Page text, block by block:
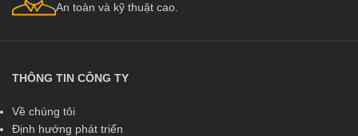
An toàn và kỹ thuật cao.
THÔNG TIN CÔNG TY
Về chúng tôi
Định hướng phát triển